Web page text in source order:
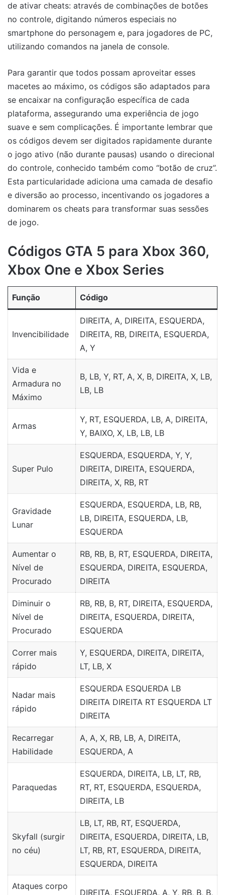
de ativar cheats: através de combinações de botões
no controle, digitando números especiais no
smartphone do personagem e, para jogadores de PC,
utilizando comandos na janela de console.
Para garantir que todos possam aproveitar esses
macetes ao máximo, os códigos são adaptados para
se encaixar na configuração específica de cada
plataforma, assegurando uma experiência de jogo
suave e sem complicações. É importante lembrar que
os códigos devem ser digitados rapidamente durante
o jogo ativo (não durante pausas) usando o direcional
do controle, conhecido também como “botão de cruz”.
Esta particularidade adiciona uma camada de desafio
e diversão ao processo, incentivando os jogadores a
dominarem os cheats para transformar suas sessões
de jogo.
Códigos GTA 5 para Xbox 360,
Xbox One e Xbox Series
Função Código
Invencibilidade
DIREITA, A, DIREITA, ESQUERDA,
DIREITA, RB, DIREITA, ESQUERDA,
A, Y
Vida e
Armadura no
Máximo
B, LB, Y, RT, A, X, B, DIREITA, X, LB,
LB, LB
Armas
Y, RT, ESQUERDA, LB, A, DIREITA,
Y, BAIXO, X, LB, LB, LB
Super Pulo
ESQUERDA, ESQUERDA, Y, Y,
DIREITA, DIREITA, ESQUERDA,
DIREITA, X, RB, RT
Gravidade
Lunar
ESQUERDA, ESQUERDA, LB, RB,
LB, DIREITA, ESQUERDA, LB,
ESQUERDA
Aumentar o
Nível de
Procurado
RB, RB, B, RT, ESQUERDA, DIREITA,
ESQUERDA, DIREITA, ESQUERDA,
DIREITA
Diminuir o
Nível de
Procurado
RB, RB, B, RT, DIREITA, ESQUERDA,
DIREITA, ESQUERDA, DIREITA,
ESQUERDA
Correr mais
rápido
Y, ESQUERDA, DIREITA, DIREITA,
LT, LB, X
Nadar mais
rápido
ESQUERDA ESQUERDA LB
DIREITA DIREITA RT ESQUERDA LT
DIREITA
Recarregar
Habilidade
A, A, X, RB, LB, A, DIREITA,
ESQUERDA, A
Paraquedas
ESQUERDA, DIREITA, LB, LT, RB,
RT, RT, ESQUERDA, ESQUERDA,
DIREITA, LB
Skyfall (surgir
no céu)
LB, LT, RB, RT, ESQUERDA,
DIREITA, ESQUERDA, DIREITA, LB,
LT, RB, RT, ESQUERDA, DIREITA,
ESQUERDA, DIREITA
Ataques corpo
DIREITA, ESQUERDA, A, Y, RB, B, B,